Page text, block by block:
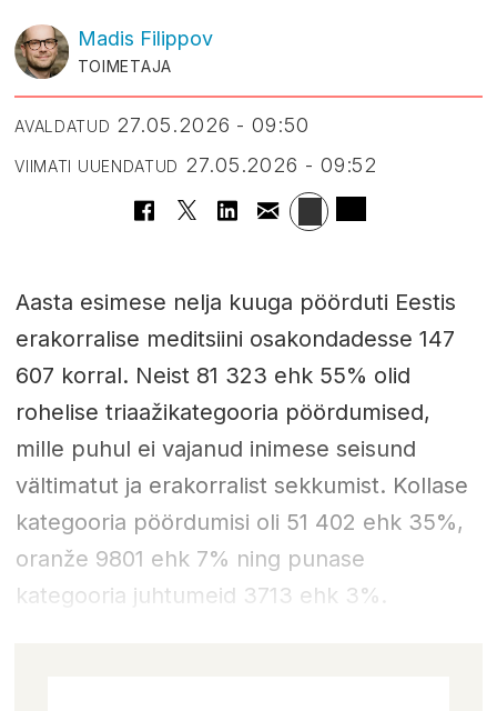
Madis Filippov
TOIMETAJA
AVALDATUD 27.05.2026 - 09:50
VIIMATI UUENDATUD 27.05.2026 - 09:52
Aasta esimese nelja kuuga pöörduti Eestis
erakorralise meditsiini osakondadesse 147
607 korral. Neist 81 323 ehk 55% olid
rohelise triaažikategooria pöördumised,
mille puhul ei vajanud inimese seisund
vältimatut ja erakorralist sekkumist. Kollase
kategooria pöördumisi oli 51 402 ehk 35%,
oranže 9801 ehk 7% ning punase
kategooria juhtumeid 3713 ehk 3%.